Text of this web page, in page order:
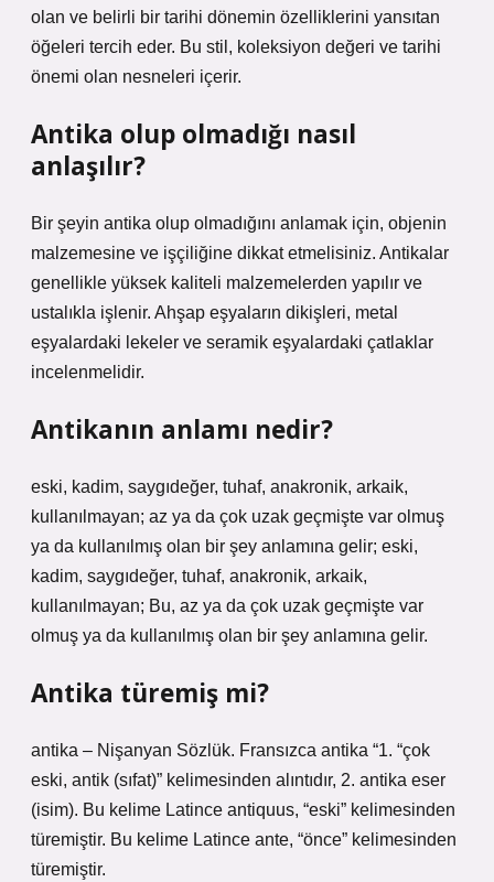
olan ve belirli bir tarihi dönemin özelliklerini yansıtan
öğeleri tercih eder. Bu stil, koleksiyon değeri ve tarihi
önemi olan nesneleri içerir.
Antika olup olmadığı nasıl
anlaşılır?
Bir şeyin antika olup olmadığını anlamak için, objenin
malzemesine ve işçiliğine dikkat etmelisiniz. Antikalar
genellikle yüksek kaliteli malzemelerden yapılır ve
ustalıkla işlenir. Ahşap eşyaların dikişleri, metal
eşyalardaki lekeler ve seramik eşyalardaki çatlaklar
incelenmelidir.
Antikanın anlamı nedir?
eski, kadim, saygıdeğer, tuhaf, anakronik, arkaik,
kullanılmayan; az ya da çok uzak geçmişte var olmuş
ya da kullanılmış olan bir şey anlamına gelir; eski,
kadim, saygıdeğer, tuhaf, anakronik, arkaik,
kullanılmayan; Bu, az ya da çok uzak geçmişte var
olmuş ya da kullanılmış olan bir şey anlamına gelir.
Antika türemiş mi?
antika – Nişanyan Sözlük. Fransızca antika “1. “çok
eski, antik (sıfat)” kelimesinden alıntıdır, 2. antika eser
(isim). Bu kelime Latince antiquus, “eski” kelimesinden
türemiştir. Bu kelime Latince ante, “önce” kelimesinden
türemiştir.